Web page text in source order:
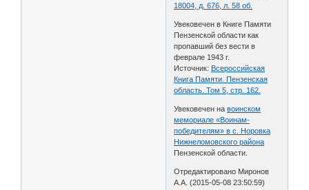
18004, д. 676, л. 58 об.
Увековечен в Книге Памяти
Пензенской области как
пропавший без вести в
феврале 1943 г.
Источник: Всероссийская
Книга Памяти. Пензенская
область. Том 5, стр. 162.
Увековечен навоинском
мемориале «Воинам-
победителям» в с. Норовка
Нижнеломовского района
Пензенской области.
Отредактировано Миронов
А.А. (2015-05-08 23:50:59)